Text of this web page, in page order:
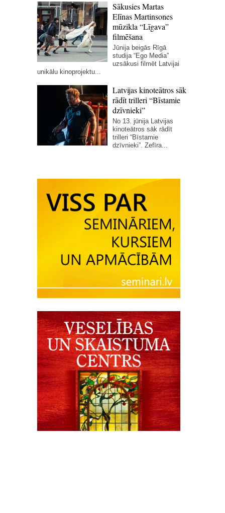
Sākusies Martas
Elīnas Martinsones
mūzikla “Līgava”
filmēšana
Jūnija beigās Rīgā
studija “Ego Media”
uzsākusi filmēt Latvijai
unikālu kinoprojektu...
Latvijas kinoteātros sāk
rādīt trilleri “Bīstamie
dzīvnieki”
No 13. jūnija Latvijas
kinoteātros sāk rādīt
trilleri “Bīstamie
dzīvnieki”. Zefīra...